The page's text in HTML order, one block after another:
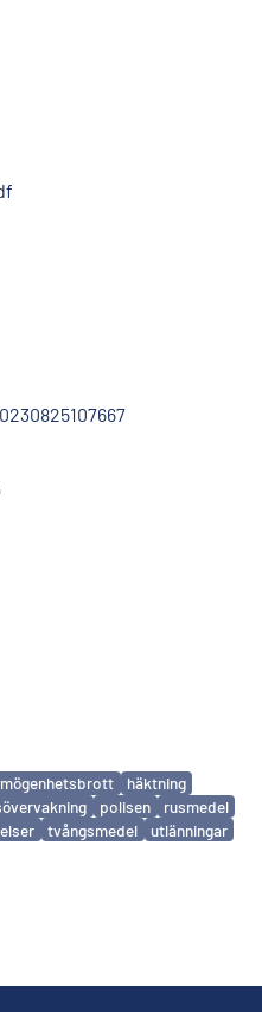
häktning
polisen
rusmedel
tvångsmedel
utlänningar